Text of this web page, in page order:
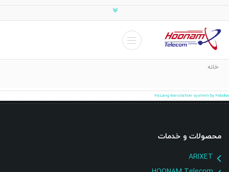
خانه
FaLang translation system by Faboba
محصولات و خدمات
ARIXET